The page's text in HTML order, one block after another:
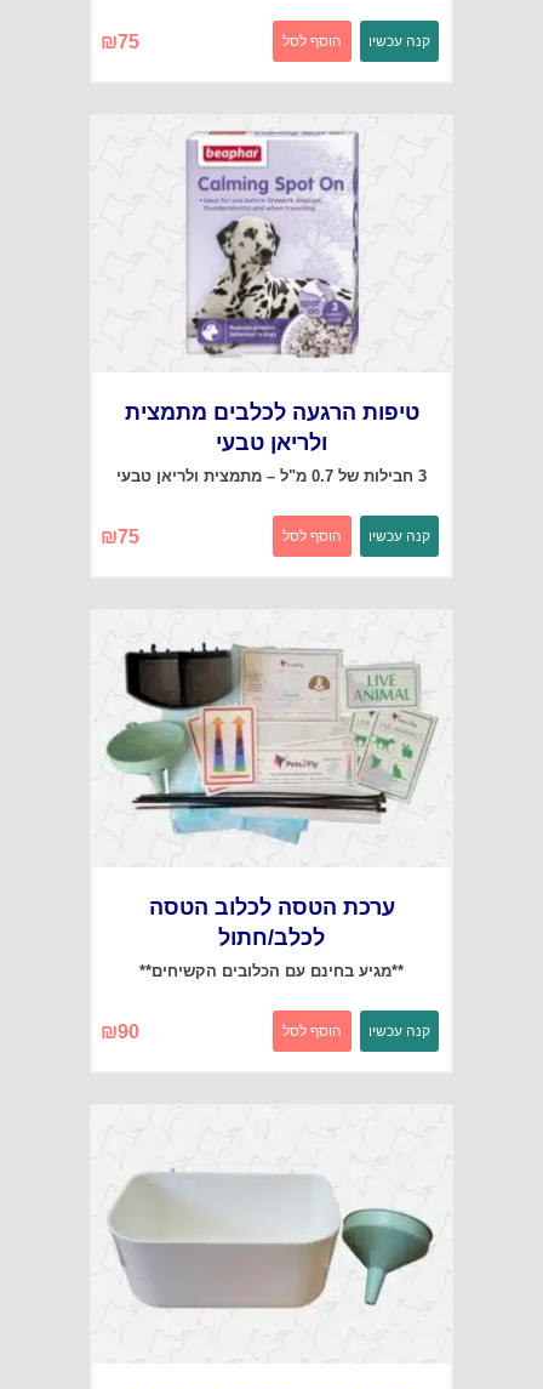
75
₪ קנה עכשיו הוסף לסל
טיפות הרגעה לכלבים מתמצית
ולריאן טבעי
3 חבילות של 0.7 מ"ל – מתמצית ולריאן טבעי
75
₪ קנה עכשיו הוסף לסל
ערכת הטסה לכלוב הטסה
לכלב/חתול
**מגיע בחינם עם הכלובים הקשיחים**
90
₪ קנה עכשיו הוסף לסל